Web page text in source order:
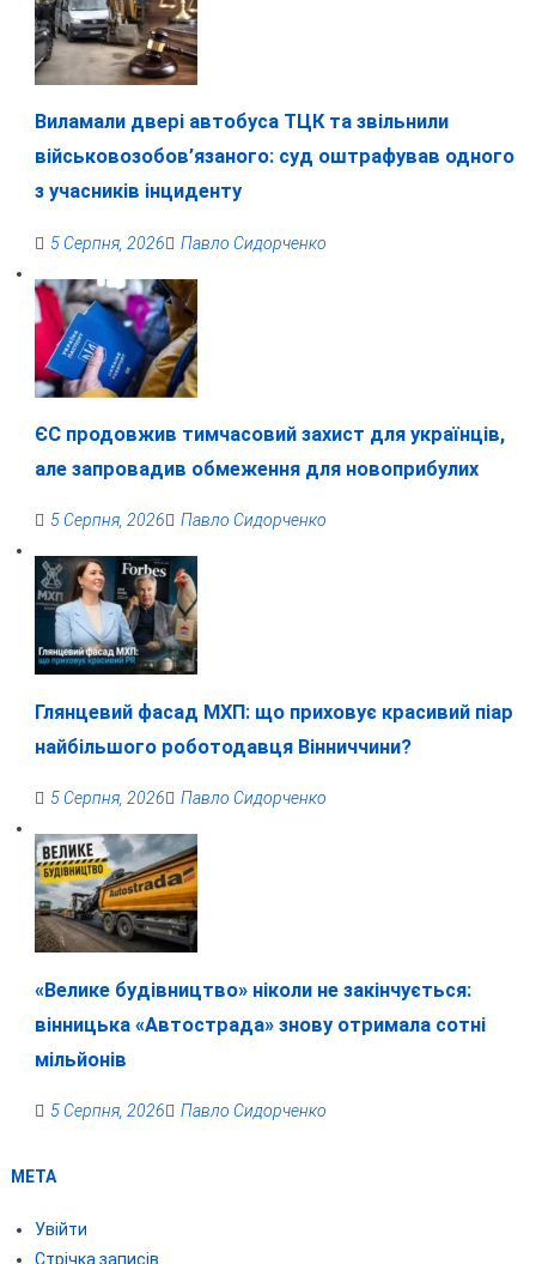
Виламали двері автобуса ТЦК та звільнили
військовозобов’язаного: суд оштрафував одного
з учасників інциденту
5 Серпня, 2026 Павло Сидорченко
ЄС продовжив тимчасовий захист для українців,
але запровадив обмеження для новоприбулих
5 Серпня, 2026 Павло Сидорченко
Глянцевий фасад МХП: що приховує красивий піар
найбільшого роботодавця Вінниччини?
5 Серпня, 2026 Павло Сидорченко
«Велике будівництво» ніколи не закінчується:
вінницька «Автострада» знову отримала сотні
мільйонів
5 Серпня, 2026 Павло Сидорченко
МЕТА
Увійти
Стрічка записів